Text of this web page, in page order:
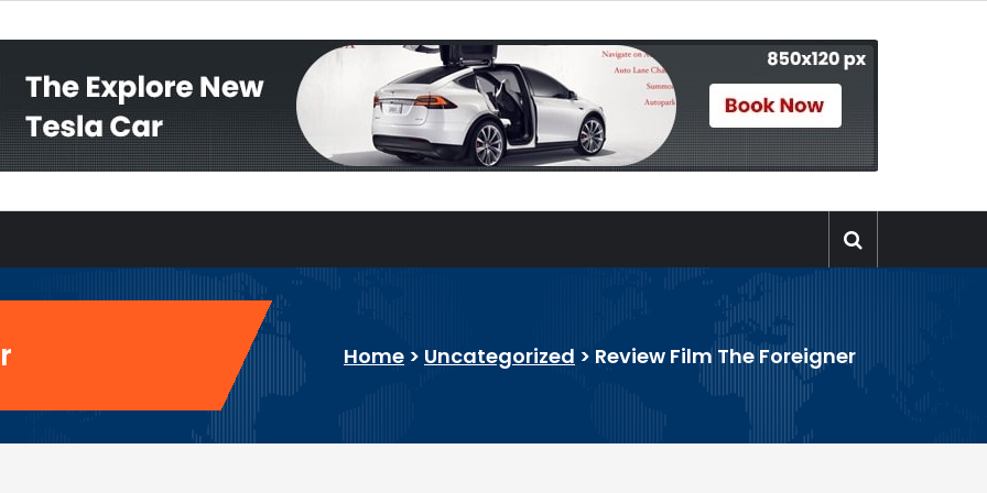
Home > Uncategorized > Review Film The Foreigner